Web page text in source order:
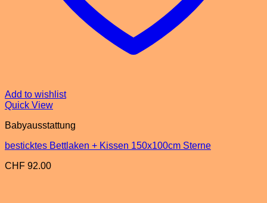
Add to wishlist
Quick View
Babyausstattung
besticktes Bettlaken + Kissen 150x100cm Sterne
CHF 92.00